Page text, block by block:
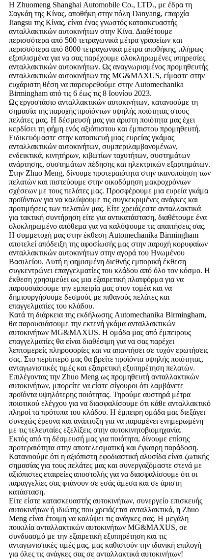
Η Zhuomeng Shanghai Automobile Co., LTD., με έδρα τη
Σαγκάη της Κίνας, αποθήκη στην πόλη Danyang, επαρχία
Jiangsu της Κίνας, είναι ένας γνωστός κατασκευαστής
ανταλλακτικών αυτοκινήτων στην Κίνα. Διαθέτουμε
περισσότερα από 500 τετραγωνικά μέτρα γραφείων και
περισσότερα από 8000 τετραγωνικά μέτρα αποθήκης, πλήρως
εξοπλισμένα για να σας παρέχουμε ολοκληρωμένες υπηρεσίες
ανταλλακτικών αυτοκινήτων. Ως αναγνωρισμένος προμηθευτής
ανταλλακτικών αυτοκινήτων της MG&MAXUS, είμαστε στην
ευχάριστη θέση να παρευρεθούμε στην Automechanika
Birmingham από τις 6 έως τις 8 Ιουνίου 2023.
Ως εργοστάσιο ανταλλακτικών αυτοκινήτων, κατανοούμε τη
σημασία της παροχής προϊόντων υψηλής ποιότητας στους
πελάτες μας. Η δέσμευσή μας για άριστη ποιότητα μας έχει
κερδίσει τη φήμη ενός αξιόπιστου και έμπιστου προμηθευτή.
Ειδικευόμαστε στην κατασκευή μιας ευρείας γκάμας
ανταλλακτικών αυτοκινήτων, συμπεριλαμβανομένων,
ενδεικτικά, κινητήρων, κιβωτίων ταχυτήτων, συστημάτων
ανάρτησης, συστημάτων πέδησης και ηλεκτρικών εξαρτημάτων.
Στην Zhuo Meng, δίνουμε προτεραιότητα στην ικανοποίηση των
πελατών και πιστεύουμε στην οικοδόμηση μακροχρόνιων
σχέσεων με τους πελάτες μας. Προσφέρουμε μια ευρεία γκάμα
προϊόντων για να καλύψουμε τις συγκεκριμένες ανάγκες και
προτιμήσεις των πελατών μας. Είτε χρειάζεστε ανταλλακτικά
για τακτική συντήρηση είτε για αντικατάσταση, διαθέτουμε ένα
ολοκληρωμένο απόθεμα για να καλύψουμε τις απαιτήσεις σας.
Η συμμετοχή μας στην έκθεση Automechanika Birmingham
αποτελεί απόδειξη της αφοσίωσής μας στην παροχή κορυφαίων
ανταλλακτικών αυτοκινήτων στην αγορά του Ηνωμένου
Βασιλείου. Αυτή η φημισμένη διεθνής εμπορική έκθεση
συγκεντρώνει επαγγελματίες του κλάδου από όλο τον κόσμο. Η
έκθεση χρησιμεύει ως μια εξαιρετική πλατφόρμα για να
παρουσιάσουμε την εμπειρία μας στον τομέα και να
δημιουργήσουμε δεσμούς με πιθανούς πελάτες και
επαγγελματίες του κλάδου.
Κατά τη διάρκεια της εκδήλωσης Automechanika Birmingham,
θα παρουσιάσουμε την εκτενή γκάμα ανταλλακτικών
αυτοκινήτων MG&MAXUS. Η ομάδα μας από έμπειρους
επαγγελματίες θα είναι διαθέσιμη για να σας παρέχει
λεπτομερείς πληροφορίες και να απαντήσει σε τυχόν ερωτήσεις
σας. Στο περίπτερό μας θα βρείτε προϊόντα υψηλής ποιότητας,
ανταγωνιστικές τιμές και εξαιρετική εξυπηρέτηση πελατών.
Επιλέγοντας την Zhuo Meng ως προμηθευτή ανταλλακτικών
αυτοκινήτων, μπορείτε να είστε σίγουροι ότι λαμβάνετε
προϊόντα υψηλότερης ποιότητας. Τηρούμε αυστηρά μέτρα
ποιοτικού ελέγχου για να διασφαλίσουμε ότι κάθε ανταλλακτικό
πληροί τα πρότυπα του κλάδου. Η έμπειρη ομάδα μας διεξάγει
συνεχώς έρευνα και ανάπτυξη για να παραμένει ενημερωμένη
με τις τελευταίες εξελίξεις στην αυτοκινητοβιομηχανία.
Εκτός από τη δέσμευσή μας για ποιότητα, δίνουμε επίσης
προτεραιότητα στην αποτελεσματική και έγκαιρη παράδοση.
Κατανοούμε ότι η αξιόπιστη εφοδιαστική αλυσίδα είναι ζωτικής
σημασίας για τους πελάτες μας και συνεργαζόμαστε στενά με
αξιόπιστες εταιρείες αποστολής για να διασφαλίσουμε ότι οι
παραγγελίες σας φτάνουν σε εσάς άμεσα και σε άριστη
κατάσταση.
Είτε είστε κατασκευαστής αυτοκινήτων, συνεργείο επισκευής
αυτοκινήτων ή ιδιώτης που χρειάζεται ανταλλακτικά, η Zhuo
Meng είναι έτοιμη να καλύψει τις ανάγκες σας. Η μεγάλη
ποικιλία ανταλλακτικών αυτοκινήτων MG&MAXUS, σε
συνδυασμό με την εξαιρετική εξυπηρέτηση και τις
ανταγωνιστικές τιμές μας, μας καθιστούν την ιδανική επιλογή
για όλες τις ανάγκες σας σε ανταλλακτικά αυτοκινήτων!